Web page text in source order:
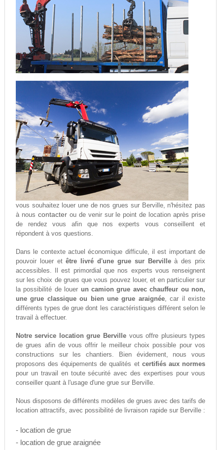
vous souhaitez louer une de nos grues sur Berville, n'hésitez pas
à nous contacterou de venir sur le point de location après prise
de rendez vous afin que nos experts vous conseillent et
répondent à vos questions.
Dans le contexte actuel économique difficule, il est important de
pouvoir louer etêtre livré d'une grue sur Bervilleà des prix
accessibles. Il est primordial que nos experts vous renseignent
sur les choix de grues que vous pouvez louer, et en particulier sur
la possibilité de louer un camion grue avec chauffeur ou non,
une grue classique ou bien une grue araignée, car il existe
différents types de grue dont les caractéristiques différent selon le
travail à effectuer.
Notre service location grue Berville vous offre plusieurs types
de grues afin de vous offrir le meilleur choix possible pour vos
constructions sur les chantiers. Bien évidement, nous vous
proposons des équipements de qualités et certifiés aux normes
pour un travail en toute sécurité avec des expertises pour vous
conseiller quant à l'usage d'une grue sur Berville.
Nous disposons de différents modèles de grues avec des tarifs de
location attractifs, avec possibilité de livraison rapide sur Berville :
- location de grue
- location de grue araignée